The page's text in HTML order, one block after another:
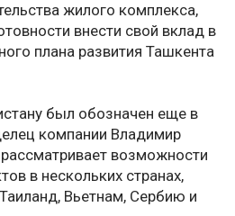
жилого комплекса,
внести свой вклад в
плана развития Ташкента
был обозначен еще в
компании Владимир
возможности
в нескольких странах,
Вьетнам, Сербию и